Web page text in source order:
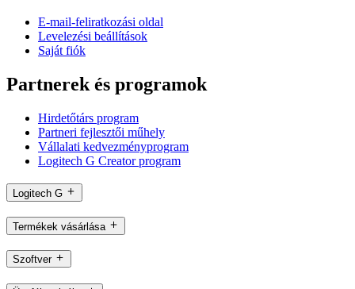
E-mail-feliratkozási oldal
Levelezési beállítások
Saját fiók
Partnerek és programok
Hirdetőtárs program
Partneri fejlesztői műhely
Vállalati kedvezményprogram
Logitech G Creator program
Logitech G
Termékek vásárlása
Szoftver